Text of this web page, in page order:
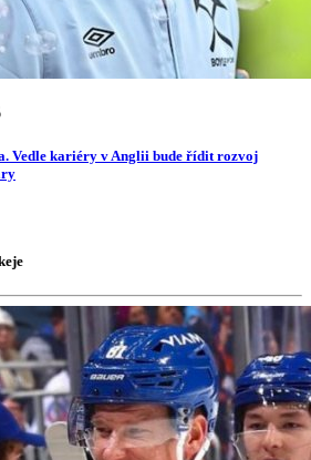
Vedle kariéry v Anglii bude řídit rozvoj